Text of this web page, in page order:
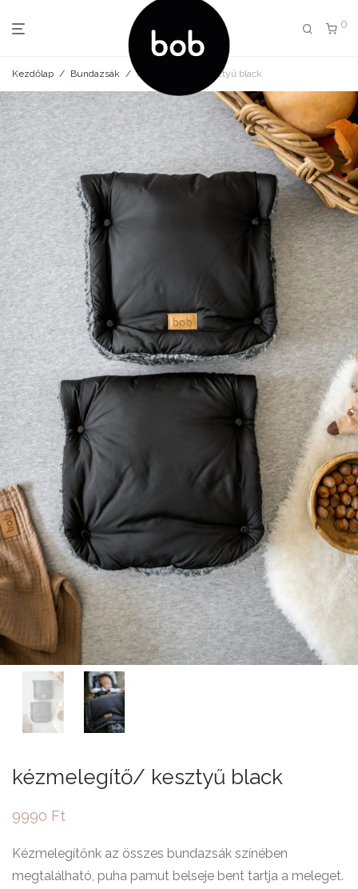
0
Kezdőlap / Bundazsák / kézmelegítő/ kesztyű black
kézmelegítő/ kesztyű black
9990 Ft
Kézmelegítőnk az összes bundazsák színében
megtalálható, puha pamut belseje bent tartja a meleget.